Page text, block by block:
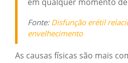
Fonte: Disfunção erétil
envelhecimento
As causas físicas são mais